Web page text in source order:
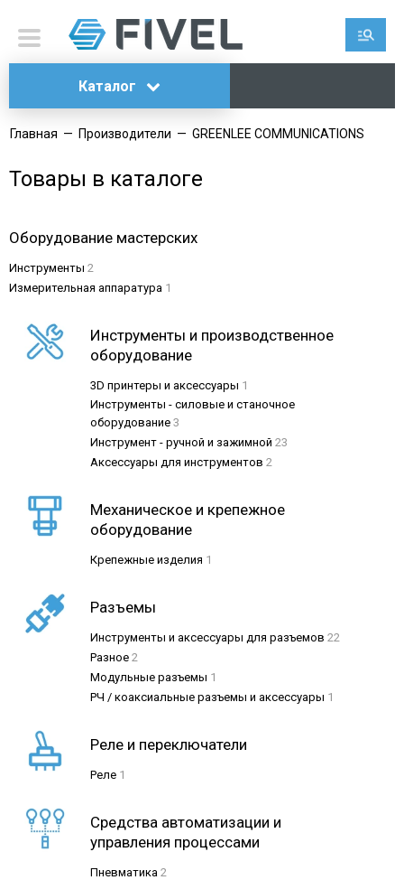
Каталог
Главная — Производители — GREENLEE COMMUNICATIONS
Товары в каталоге
Оборудование мастерских
Инструменты 2
Измерительная аппаратура 1
Инструменты и производственное
оборудование
3D принтеры и аксессуары 1
Инструменты - силовые и станочное
оборудование 3
Инструмент - ручной и зажимной 23
Аксессуары для инструментов 2
Механическое и крепежное
оборудование
Крепежные изделия 1
Разъемы
Инструменты и аксессуары для разъемов 22
Разное 2
Модульные разъемы 1
РЧ / коаксиальные разъемы и аксессуары 1
Реле и переключатели
Реле 1
Средства автоматизации и
управления процессами
Пневматика 2